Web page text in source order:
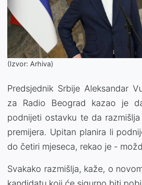
(Izvor: Arhiva)
Predsjednik Srbije Aleksandar
za Radio Beograd kazao je
podnijeti ostavku te da
premijera. Upitan planira li
do četiri mjeseca, rekao je -
Svakako razmišlja, kaže, o